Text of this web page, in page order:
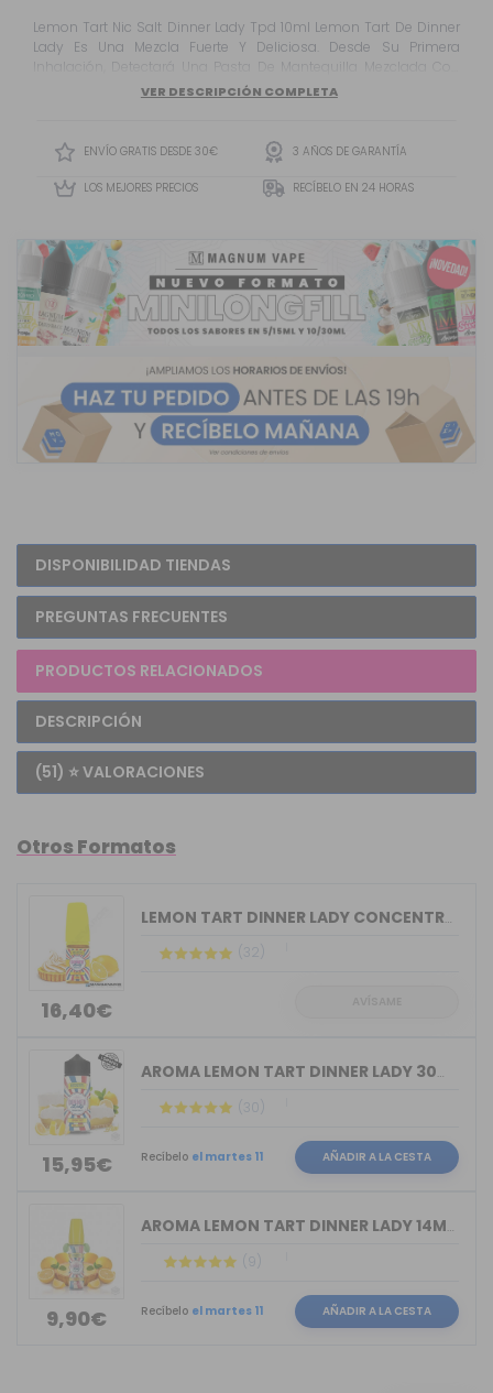
Lemon Tart Nic Salt Dinner Lady Tpd 10ml Lemon Tart De Dinner
Lady Es Una Mezcla Fuerte Y Deliciosa. Desde Su Primera
Inhalación, Detectará Una Pasta De Mantequilla Mezclada Con
Un Ligero Merengue. Esto Se Ha Combinado Con Un Dulce Sabor
VER DESCRIPCIÓN COMPLETA
ENVÍO GRATIS DESDE 30€ 3 AÑOS DE GARANTÍA
LOS MEJORES PRECIOS RECÍBELO EN 24 HORAS
DISPONIBILIDAD TIENDAS
PREGUNTAS FRECUENTES
PRODUCTOS RELACIONADOS
DESCRIPCIÓN
(51) ⭐ VALORACIONES
Otros Formatos
16,40€
LEMON TART DINNER LADY CONCENTRATE 30ML
(32)
15,95€
AROMA LEMON TART DINNER LADY 30ML LON...
(30)
Recíbelo el martes 11 AÑADIR A LA CESTA
9,90€
AROMA LEMON TART DINNER LADY 14ML LON...
(9)
Recíbelo el martes 11 AÑADIR A LA CESTA